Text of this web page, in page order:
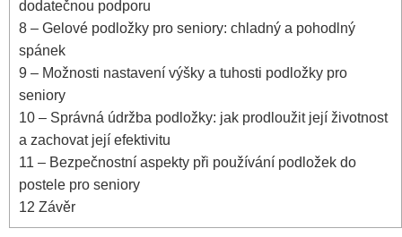
dodatečnou podporu
8 – Gelové podložky pro seniory: chladný a pohodlný
‌spánek
9 – Možnosti nastavení výšky a tuhosti podložky pro
seniory
10 – Správná údržba podložky: jak prodloužit její životnost
a zachovat její efektivitu
11 – Bezpečnostní aspekty při používání podložek⁣ do
postele pro seniory
12 Závěr